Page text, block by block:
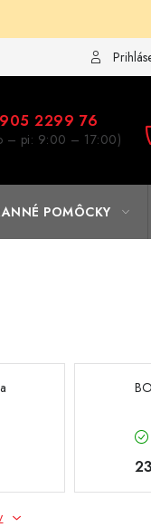
na výmenu tovaru
2299 76
– pi: 9:00 – 17:00)
POMÔCKY